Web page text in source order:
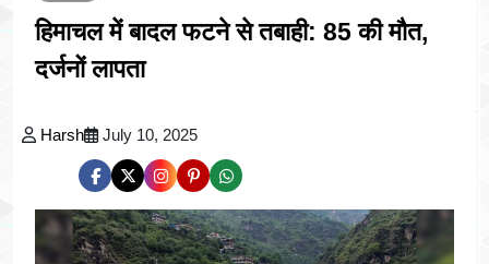
हिमाचल में बादल फटने से तबाही: 85 की मौत,
दर्जनों लापता
Harsh July 10, 2025